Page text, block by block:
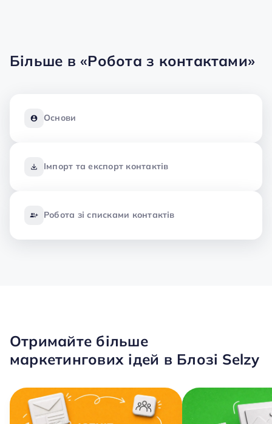
Більше в«Робота з контактами»
Основи
Імпорт та експорт контактів
Робота зі списками контактів
Отримайте більше
маркетингових ідей в Блозі Selzy